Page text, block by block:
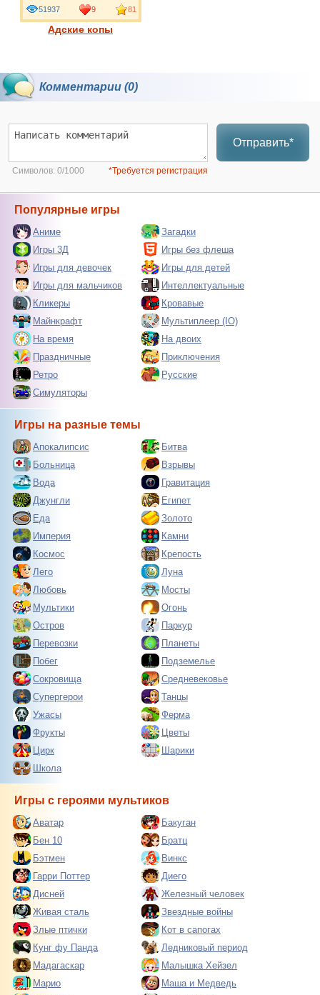
Адские копы
51937 9 81
Комментарии (0)
Отправить*
Символов: 0/1000 *Требуется регистрация
Популярные игры
Аниме
Загадки
Игры 3Д
Игры без флеша
Игры для девочек
Игры для детей
Игры для мальчиков
Интеллектуальные
Кликеры
Кровавые
Майнкрафт
Мультиплеер (IO)
На время
На двоих
Праздничные
Приключения
Ретро
Русские
Симуляторы
Игры на разные темы
Апокалипсис
Битва
Больница
Взрывы
Вода
Гравитация
Джунгли
Египет
Еда
Золото
Империя
Камни
Космос
Крепость
Лего
Луна
Любовь
Мосты
Мультики
Огонь
Остров
Паркур
Перевозки
Планеты
Побег
Подземелье
Сокровища
Средневековье
Супергерои
Танцы
Ужасы
Ферма
Фрукты
Цветы
Цирк
Шарики
Школа
Игры с героями мультиков
Аватар
Бакуган
Бен 10
Братц
Бэтмен
Винкс
Гарри Поттер
Диего
Дисней
Железный человек
Живая сталь
Звездные войны
Злые птички
Кот в сапогах
Кунг фу Панда
Ледниковый период
Мадагаскар
Малышка Хейзел
Марио
Маша и Медведь